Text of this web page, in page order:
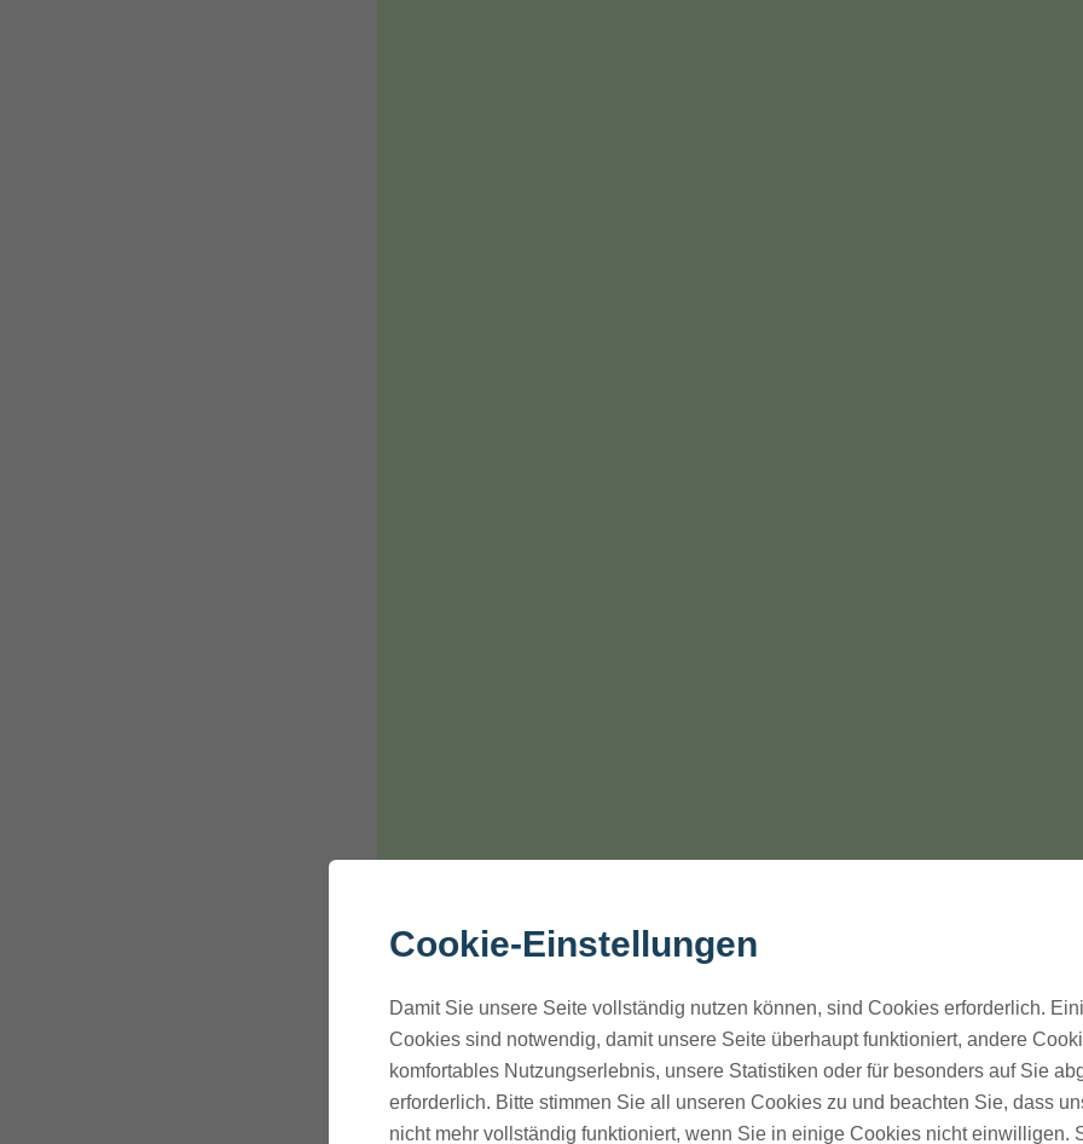
Dabei ist es eigentlich ganz simpel: Du willst ein Auto,
Cookie-Einstellungen
Damit Sie unsere Seite vollständig nutzen können, sind Cookies erforderlich.
Cookies sind notwendig, damit unsere Seite überhaupt funktioniert, andere
komfortables Nutzungserlebnis, unsere Statistiken oder für besonders auf Sie
erforderlich. Bitte stimmen Sie all unseren Cookies zu und beachten Sie, dass
nicht mehr vollständig funktioniert, wenn Sie in einige Cookies nicht einwilligen.